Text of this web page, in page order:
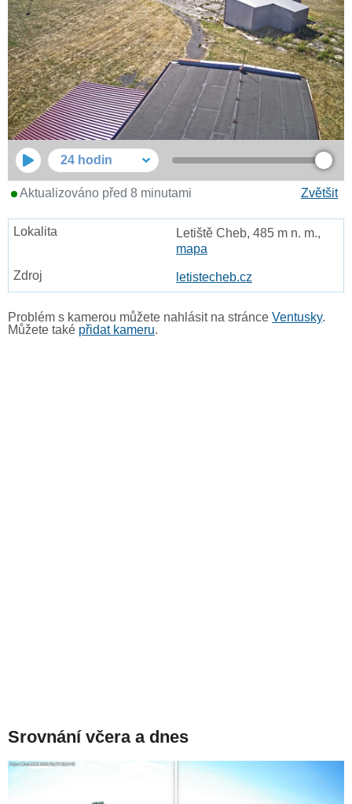
24 hodin
Zvětšit
Aktualizováno před 8 minutami
Letiště Cheb, 485 m n. m.,
mapa
letistecheb.cz
Problém s kamerou můžete nahlásit na stránce Ventusky.
Můžete také přidat kameru.
Srovnání včera a dnes